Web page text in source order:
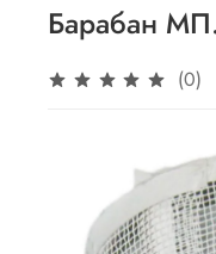
Барабан
(0)